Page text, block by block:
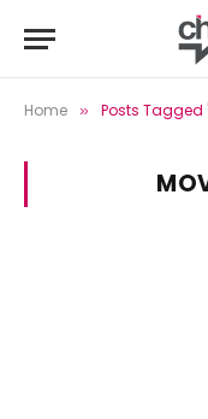
Home » Posts